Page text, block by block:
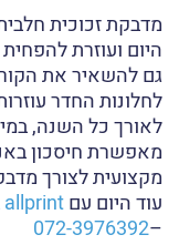
מדבקת זכוכית
היום ועוזרת
גם להשאיר את
לחלונות החדר
לאורך כל השנה,
מאפשרת חיסכון
מקצועית לצורך
עוד היום עםallprint בית דפוס דיגיטלי מקצועי
–
072-3976392